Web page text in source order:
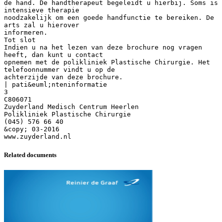
de hand. De handtherapeut begeleidt u hierbij. Soms is
intensieve therapie
noodzakelijk om een goede handfunctie te bereiken. De
arts zal u hierover
informeren.
Tot slot
Indien u na het lezen van deze brochure nog vragen
heeft, dan kunt u contact
opnemen met de polikliniek Plastische Chirurgie. Het
telefoonnummer vindt u op de
achterzijde van deze brochure.
| pati&euml;nteninformatie
3
C806071
Zuyderland Medisch Centrum Heerlen
Polikliniek Plastische Chirurgie
(045) 576 66 40
&copy; 03-2016
Related documents